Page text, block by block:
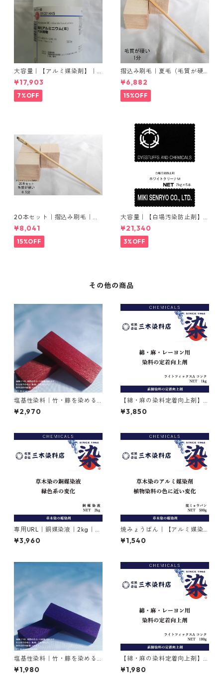
大容量｜【アルミ媒染剤】｜5
00g−5本入り｜塩化アルミニ
ウム
¥17,903
7%OFF
摺込み刷毛｜夏毛（毛質が硬
い）1分｜16本入り＊1セット
¥6,882
15%OFF
20本セット｜摺込み刷毛｜夏
毛（毛質が硬い）0.5分
¥8,041
15%OFF
大容量｜【白場汚染防止剤】
｜2kg×5本｜ホワイトクリー
ナＭ
¥21,340
3%OFF
その他の商品
塩基性染料｜竹・籐を染める
｜100g｜M.Bビスマークブロ
ンＢ（茶色）
¥2,970
【綿・麻の染料定着向上剤】
｜1kg｜ライトフィックスAコ
ンク
¥3,850
専用URL｜銅媒染液｜2kg｜
【銅媒染剤】
¥3,960
焼みょうばん｜【アルミ媒染
剤】｜500g｜焼ミョウバン
¥1,540
塩基性染料｜竹・籐を染める
｜20g｜メチルバイオレット
ピュアスペシャル（紫色）
¥1,980
【綿・麻の染料定着向上剤】
｜100g｜ライトフィックスA
コンク
¥1,980